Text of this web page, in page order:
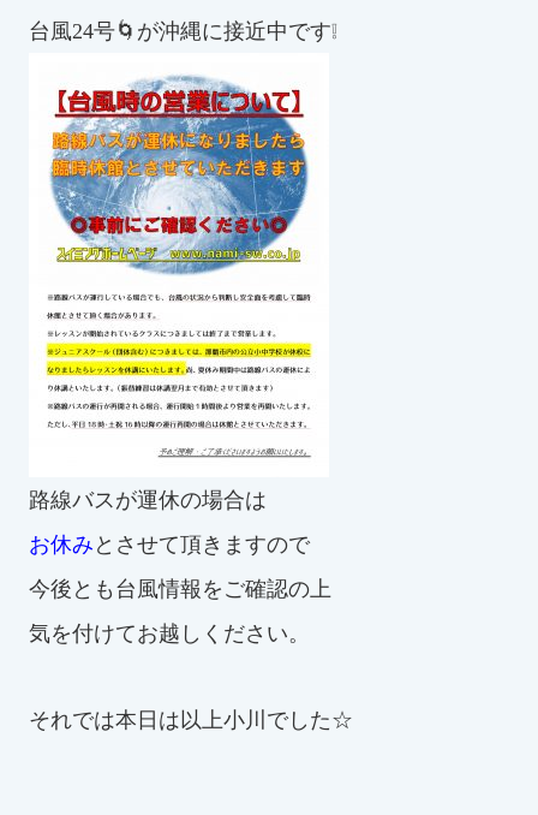
台風24号🌀が沖縄に接近中です❕
路線バスが運休の場合は
お休み とさせて頂きますので
今後とも台風情報をご確認の上
気を付けてお越しください。
それでは本日は以上小川でした☆